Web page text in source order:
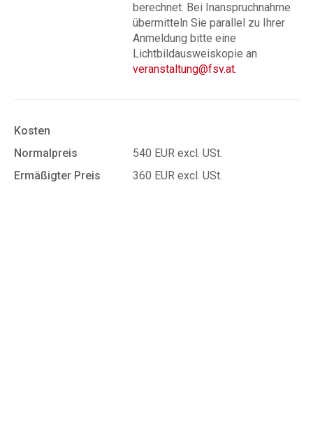
berechnet. Bei Inanspruchnahme
übermitteln Sie parallel zu Ihrer
Anmeldung bitte eine
Lichtbildausweiskopie an
veranstaltung@fsv.at.
Kosten
Normalpreis
540 EUR excl. USt.
Ermäßigter Preis
360 EUR excl. USt.